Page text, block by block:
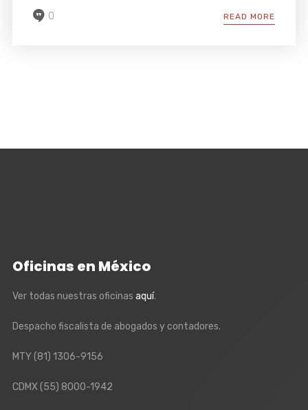
READ MORE
0
Oficinas en México
Ver todas nuestras oficinas aquí.
Despacho fiscalista de abogados y contadores.
MTY(81) 1306-9156
CDMX(55) 8000-1942